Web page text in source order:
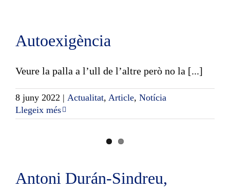
Autoexigència
Veure la palla a l’ull de l’altre però no la [...]
8 juny 2022 | Actualitat, Article, Notícia
Llegeix més
Antoni Durán-Sindreu,